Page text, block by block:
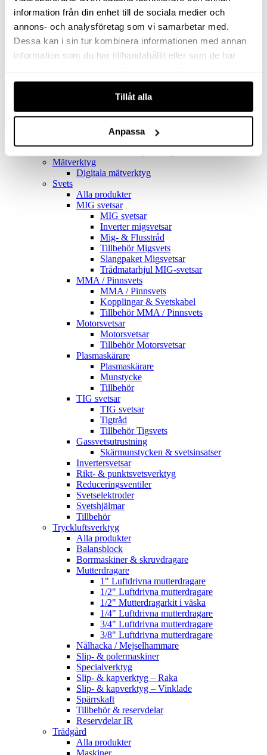
information från din enhet till de sociala medier och
annons- och analysföretag som vi samarbetar med.
Dessa kan i sin tur kombinera informationen med annan
information som du har tillhandahållit eller som de har
Tillåt alla
Anpassa
Golv- & Kombinationsmunstycke
Munstycke
Motor
Reservdelar dammsugare
Rör & handtag
Uppsamlingspåsar
Alla produkter
Mätverktyg
Digitala mätverktyg
Svets
Alla produkter
MIG svetsar
MIG svetsar
Inverter migsvetsar
Mig- & Flusstråd
Tillbehör Migsvets
Slangpaket Migsvetsar
Trådmatarhjul MIG-svetsar
MMA / Pinnsvets
MMA / Pinnsvets
Kopplingar & Svetskabel
Tillbehör MMA / Pinnsvets
Motorsvetsar
Motorsvetsar
Tillbehör Motorsvetsar
Plasmaskärare
Plasmaskärare
Munstycke
Tillbehör
TIG svetsar
TIG svetsar
Tigtråd
Tillbehör Tigsvets
Gassvetsutrustning
Skärmunstycken & svetsinsatser
Invertersvetsar
Rikt- & punktsvetsverktyg
Reduceringsventiler
Svetselektroder
Svetshjälmar
Tillbehör
Tryckluftsverktyg
Alla produkter
Balansblock
Borrmaskiner & skruvdragare
Mutterdragare
1" Luftdrivna mutterdragare
1/2" Luftdrivna mutterdragare
1/2" Mutterdragarkit i väska
1/4" Luftdrivna mutterdragare
3/4" Luftdrivna mutterdragare
3/8" Luftdrivna mutterdragare
Nålhacka / Mejselhammare
Slip- & polermaskiner
Specialverktyg
Slip- & kapverktyg – Raka
Slip- & kapverktyg – Vinklade
Spärrskaft
Tillbehör & reservdelar
Reservdelar IR
Trädgård
Alla produkter
Maskiner